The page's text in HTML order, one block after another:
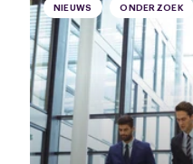
NIEUWS ONDERZOEK